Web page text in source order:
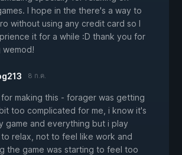
I hope in the there's a way to
without using any credit card so I
it for a while :D thank you for
wemod!
8 ก.ค.
making this - forager was getting
too complicated for me, i know it's
game and everything but i play
to relax, not to feel like work and
the game was starting to feel too